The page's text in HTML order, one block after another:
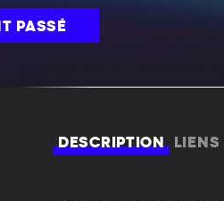
PASSÉ
DESCRIPTION